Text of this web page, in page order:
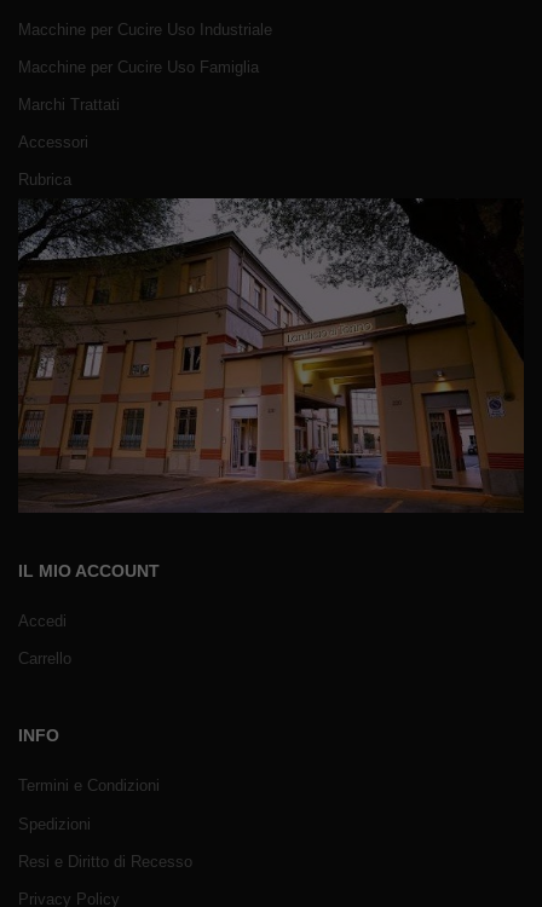
Macchine per Cucire Uso Industriale
Macchine per Cucire Uso Famiglia
Marchi Trattati
Accessori
Rubrica
IL MIO ACCOUNT
Accedi
Carrello
INFO
Termini e Condizioni
Spedizioni
Resi e Diritto di Recesso
Privacy Policy